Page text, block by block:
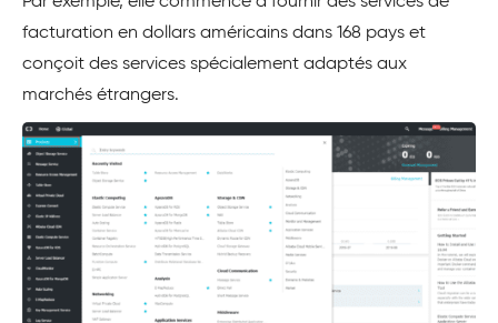
facturation en dollars américains dans 168 pays et
conçoit des services spécialement adaptés aux
marchés étrangers.